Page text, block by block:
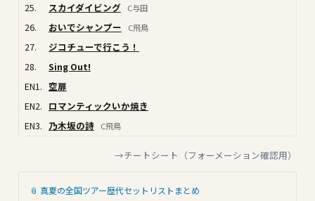
25.
スカイダイビング C与田
26. おいでシャンプー C飛鳥
27.
ジコチューで行こう！
28.
Sing Out!
EN1. 空扉
EN2. ロマンティックいか焼き
EN3. 乃木坂の詩 C飛鳥
→チートシート（フォーメーション確認用）
📎 真夏の全国ツアー歴代セットリストまとめ